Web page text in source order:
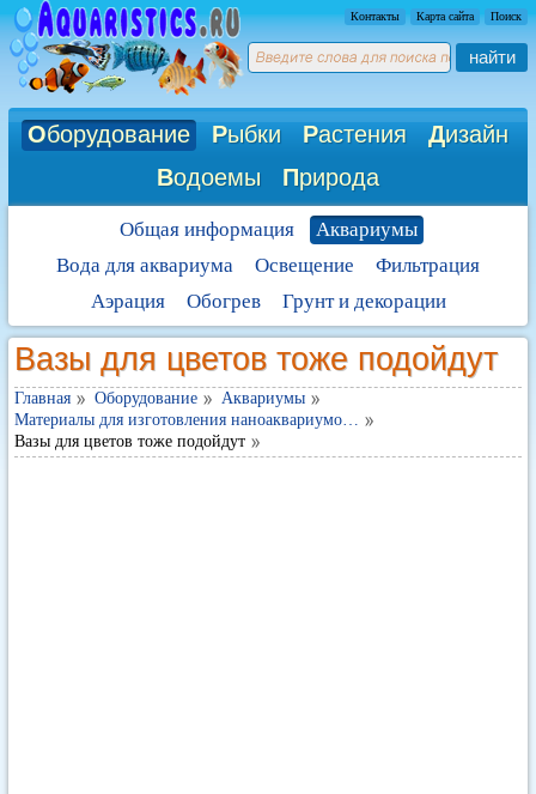
Контакты Карта сайта Поиск
найти
Оборудование Рыбки Растения Дизайн
Водоемы Природа
Общая информация
Аквариумы
Вода для аквариума
Освещение
Фильтрация
Аэрация
Обогрев Грунт и декорации
Вазы для цветов тоже подойдут
Главная Оборудование
Аквариумы
Материалы для изготовления наноаквариумо…
Вазы для цветов тоже подойдут